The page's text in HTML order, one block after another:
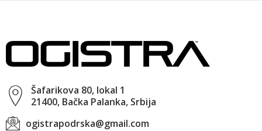
Šafarikova 80, lokal 1
21400, Bačka Palanka, Srbija
ogistrapodrska@gmail.com